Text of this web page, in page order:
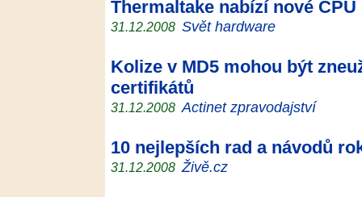
Thermaltake nabízí nové
31.12.2008 Svět hardware
Kolize v MD5 mohou být
certifikátů
31.12.2008 Actinet zpravodajství
10 nejlepších rad a návodů
31.12.2008 Živě.cz